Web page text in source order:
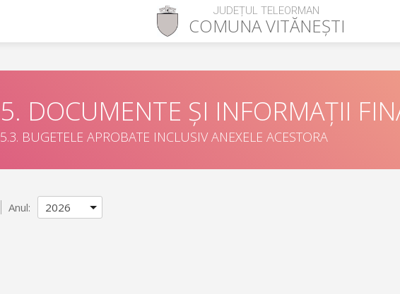
JUDEȚUL TELEORMAN
COMUNAVITĂNEȘTI
5. DOCUMENTE ȘI INFORMAȚII
5.3. BUGETELE APROBATE INCLUSIV ANEXELE ACESTORA
Anul: